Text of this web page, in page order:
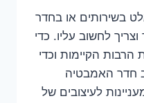
בשירותים או בחדר
לחשוב עליו. כדי
הקיימות וכדי
חדר האמבטיה
לעיצובים של